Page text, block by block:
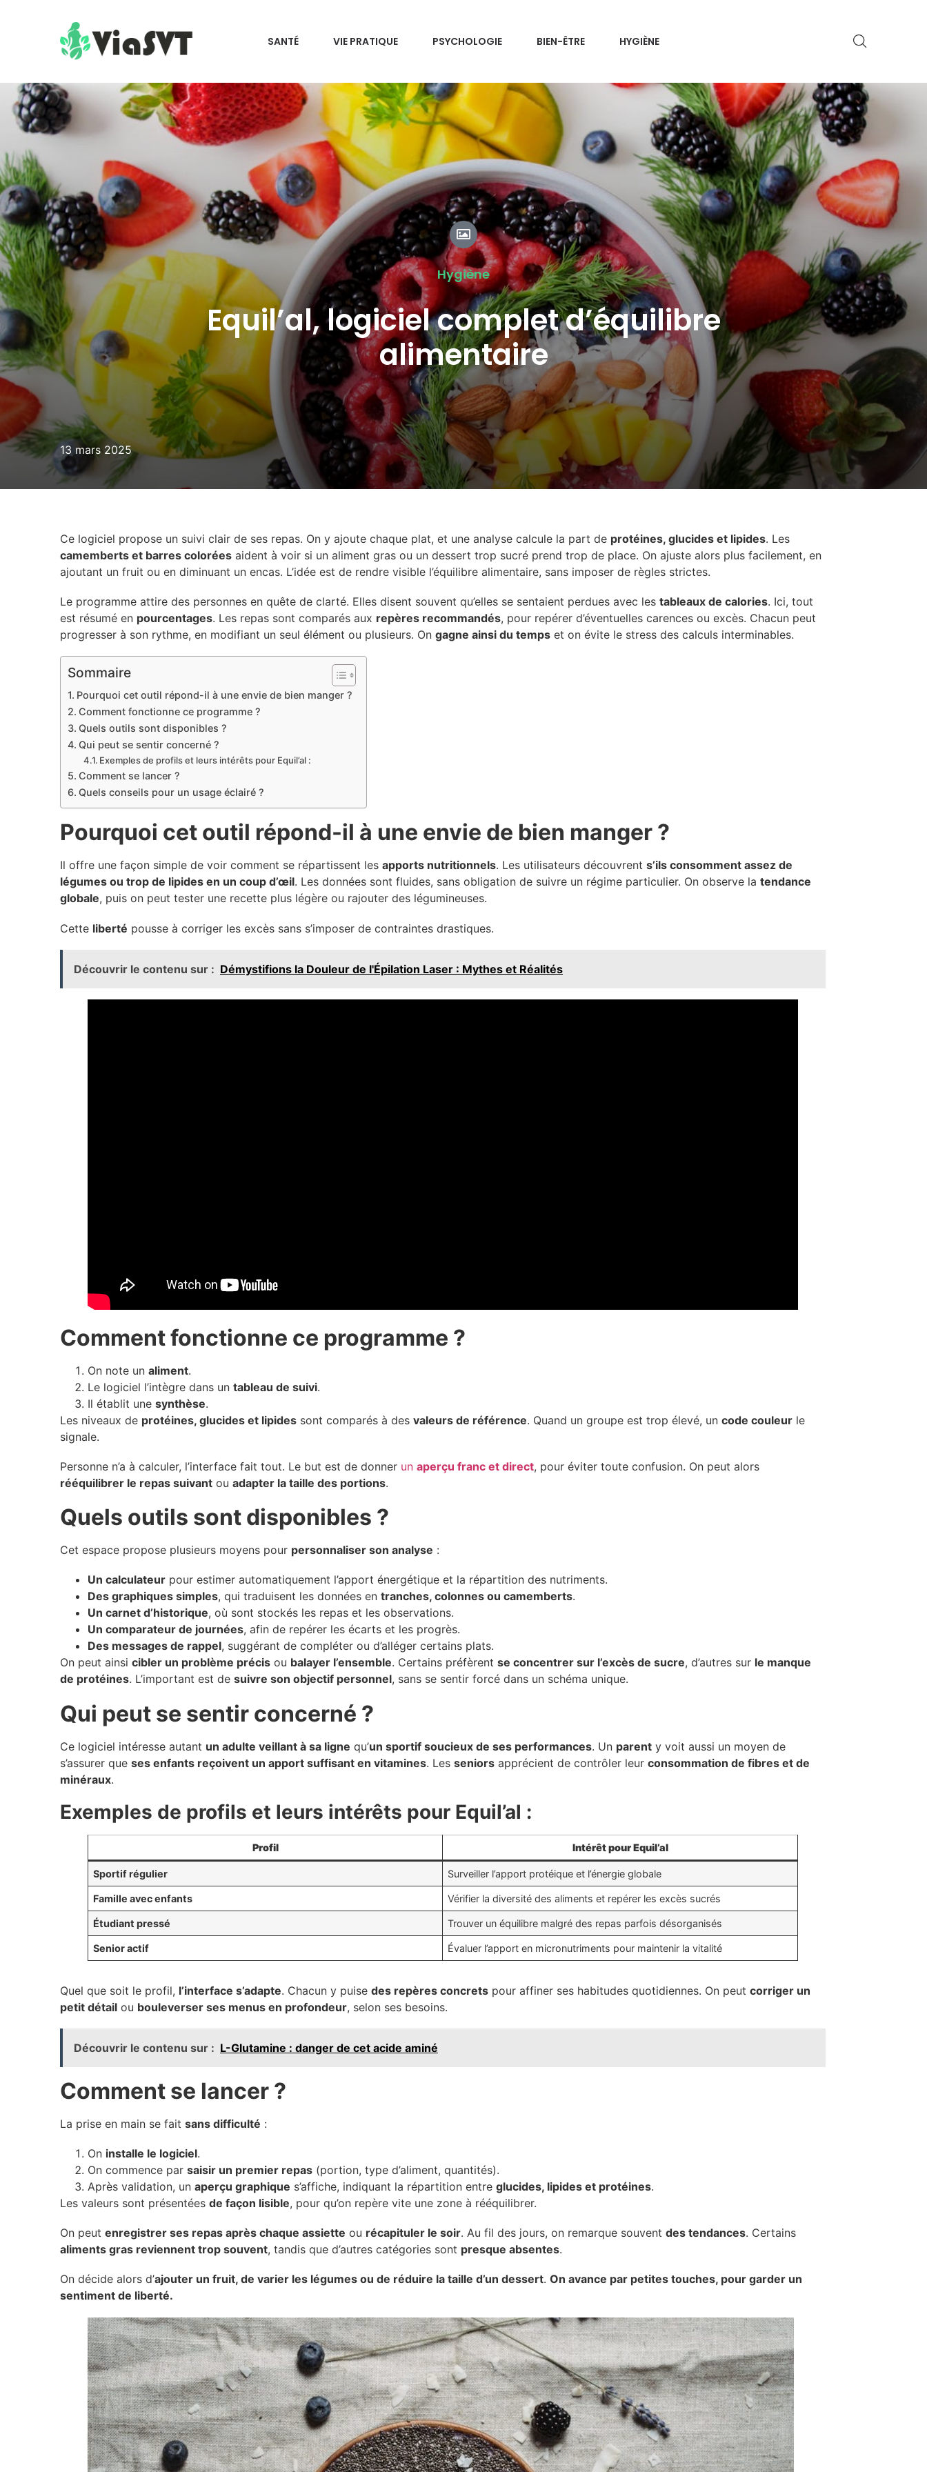
SANTÉ VIE PRATIQUE PSYCHOLOGIE BIEN-ÊTRE HYGIÈNE
Hygiène
Equil’al, logiciel complet d’équilibre
alimentaire
13 mars 2025
Ce logiciel propose un suivi clair de ses repas. On y ajoute chaque plat, et une analyse calcule la part de protéines, glucides et lipides. Les
camemberts et barres colorées aident à voir si un aliment gras ou un dessert trop sucré prend trop de place. On ajuste alors plus facilement, en
ajoutant un fruit ou en diminuant un encas. L’idée est de rendre visible l’équilibre alimentaire, sans imposer de règles strictes.
Le programme attire des personnes en quête de clarté. Elles disent souvent qu’elles se sentaient perdues avec les tableaux de calories. Ici, tout
est résumé en pourcentages. Les repas sont comparés aux repères recommandés, pour repérer d’éventuelles carences ou excès. Chacun peut
progresser à son rythme, en modifiant un seul élément ou plusieurs. On gagne ainsi du temps et on évite le stress des calculs interminables.
Sommaire
Pourquoi cet outil répond-il à une envie de bien manger ?
Comment fonctionne ce programme ?
Quels outils sont disponibles ?
Qui peut se sentir concerné ?
Exemples de profils et leurs intérêts pour Equil’al :
Comment se lancer ?
Quels conseils pour un usage éclairé ?
Pourquoi cet outil répond-il à une envie de bien manger ?
Il offre une façon simple de voir comment se répartissent les apports nutritionnels. Les utilisateurs découvrent s’ils consomment assez de
légumes ou trop de lipides en un coup d’œil. Les données sont fluides, sans obligation de suivre un régime particulier. On observe la tendance
globale, puis on peut tester une recette plus légère ou rajouter des légumineuses.
Cette liberté pousse à corriger les excès sans s’imposer de contraintes drastiques.
Découvrir le contenu sur : Démystifions la Douleur de l'Épilation Laser : Mythes et Réalités
Comment fonctionne ce programme ?
On note un aliment.
Le logiciel l’intègre dans un tableau de suivi.
Il établit une synthèse.
Les niveaux de protéines, glucides et lipides sont comparés à des valeurs de référence. Quand un groupe est trop élevé, un code couleur le
signale.
Personne n’a à calculer, l’interface fait tout. Le but est de donner un aperçu franc et direct, pour éviter toute confusion. On peut alors
rééquilibrer le repas suivant ou adapter la taille des portions.
Quels outils sont disponibles ?
Cet espace propose plusieurs moyens pour personnaliser son analyse :
Un calculateur pour estimer automatiquement l’apport énergétique et la répartition des nutriments.
Des graphiques simples, qui traduisent les données en tranches, colonnes ou camemberts.
Un carnet d’historique, où sont stockés les repas et les observations.
Un comparateur de journées, afin de repérer les écarts et les progrès.
Des messages de rappel, suggérant de compléter ou d’alléger certains plats.
On peut ainsi cibler un problème précis ou balayer l’ensemble. Certains préfèrent se concentrer sur l’excès de sucre, d’autres sur le manque
de protéines. L’important est de suivre son objectif personnel, sans se sentir forcé dans un schéma unique.
Qui peut se sentir concerné ?
Ce logiciel intéresse autant un adulte veillant à sa ligne qu’un sportif soucieux de ses performances. Un parent y voit aussi un moyen de
s’assurer que ses enfants reçoivent un apport suffisant en vitamines. Les seniors apprécient de contrôler leur consommation de fibres et de
minéraux.
Exemples de profils et leurs intérêts pour Equil’al :
Profil Intérêt pour Equil’al
Sportif régulier Surveiller l’apport protéique et l’énergie globale
Famille avec enfants Vérifier la diversité des aliments et repérer les excès sucrés
Étudiant pressé Trouver un équilibre malgré des repas parfois désorganisés
Senior actif Évaluer l’apport en micronutriments pour maintenir la vitalité
Quel que soit le profil, l’interface s’adapte. Chacun y puise des repères concrets pour affiner ses habitudes quotidiennes. On peut corriger un
petit détail ou bouleverser ses menus en profondeur, selon ses besoins.
Découvrir le contenu sur : L-Glutamine : danger de cet acide aminé
Comment se lancer ?
La prise en main se fait sans difficulté :
On installe le logiciel.
On commence par saisir un premier repas (portion, type d’aliment, quantités).
Après validation, un aperçu graphique s’affiche, indiquant la répartition entre glucides, lipides et protéines.
Les valeurs sont présentées de façon lisible, pour qu’on repère vite une zone à rééquilibrer.
On peut enregistrer ses repas après chaque assiette ou récapituler le soir. Au fil des jours, on remarque souvent des tendances. Certains
aliments gras reviennent trop souvent, tandis que d’autres catégories sont presque absentes.
On décide alors d’ajouter un fruit, de varier les légumes ou de réduire la taille d’un dessert. On avance par petites touches, pour garder un
sentiment de liberté.